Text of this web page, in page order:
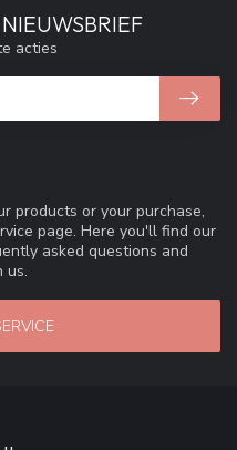
products or your purchase,
page. Here you'll find our
asked questions and
us.
acties